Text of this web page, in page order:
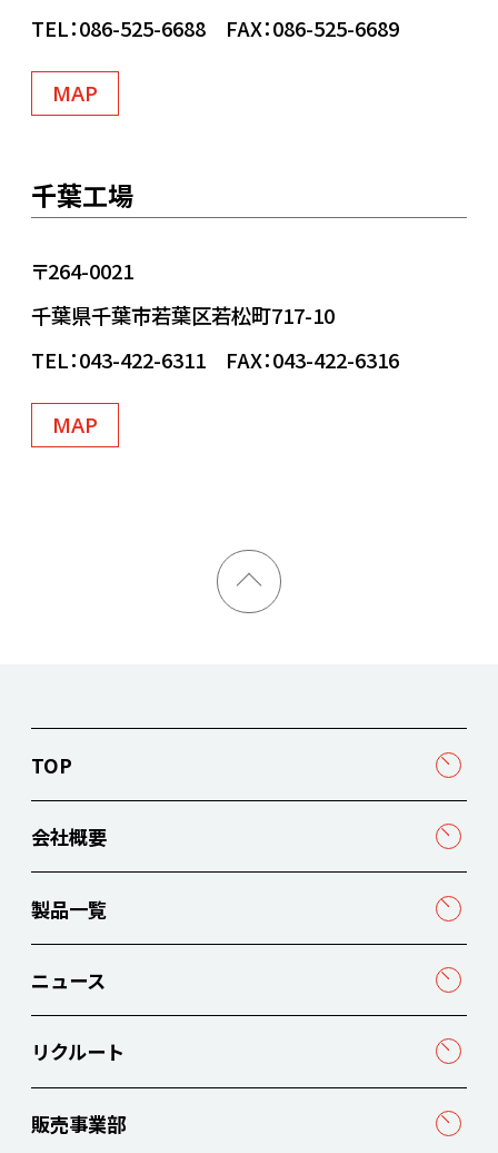
TEL：086-525-6688 FAX：086-525-6689
MAP
千葉工場
〒264-0021
千葉県千葉市若葉区若松町717-10
TEL：043-422-6311 FAX：043-422-6316
MAP
TOP
会社概要
製品一覧
ニュース
リクルート
販売事業部